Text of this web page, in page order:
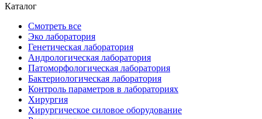
Каталог
Смотреть все
Эко лаборатория
Генетическая лаборатория
Андрологическая лаборатория
Патоморфологическая лаборатория
Бактериологическая лаборатория
Контроль параметров в лабораториях
Хирургия
Хирургическое силовое оборудование